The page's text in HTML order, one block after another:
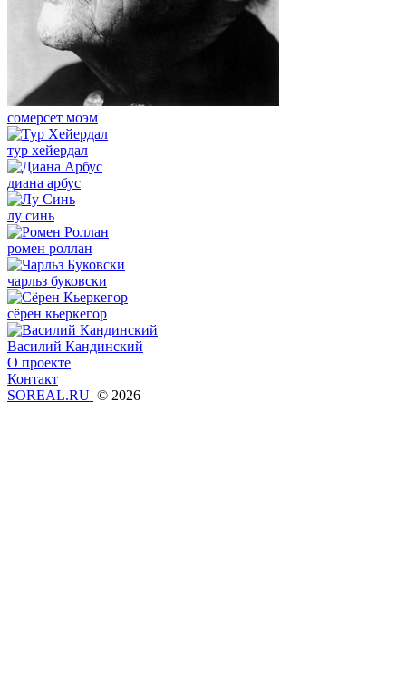
сомерсет моэм
тур хейердал
диана арбус
лу синь
ромен роллан
чарльз буковски
сёрен кьеркегор
Василий Кандинский
О проекте
Контакт
SOREAL.RU © 2026